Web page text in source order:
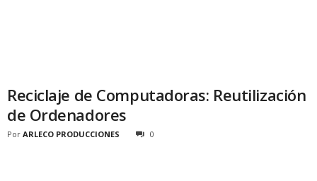
Reciclaje de Computadoras: Reutilización
de Ordenadores
Por ARLECO PRODUCCIONES 0